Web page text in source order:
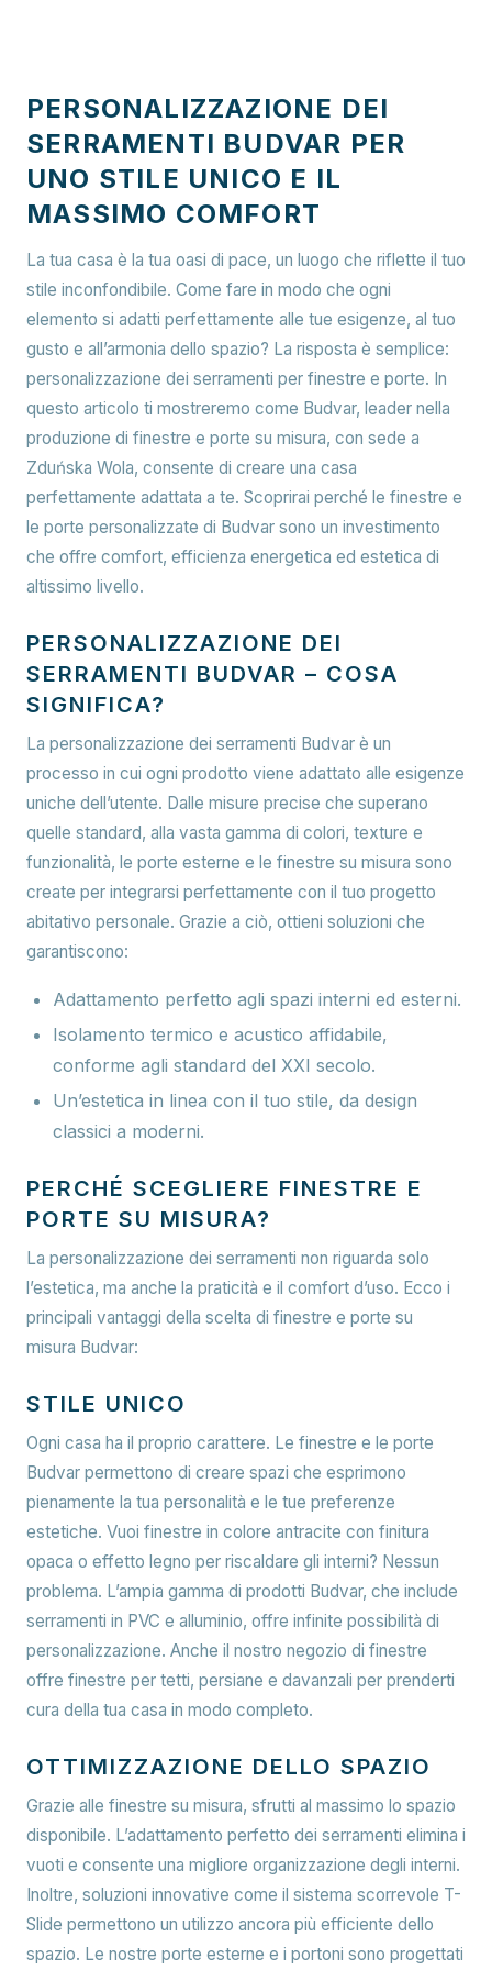
PERSONALIZZAZIONE DEI
SERRAMENTI BUDVAR PER
UNO STILE UNICO E IL
MASSIMO COMFORT
La tua casa è la tua oasi di pace, un luogo che riflette il tuo
stile inconfondibile. Come fare in modo che ogni
elemento si adatti perfettamente alle tue esigenze, al tuo
gusto e all’armonia dello spazio? La risposta è semplice:
personalizzazione dei serramenti per finestre e porte. In
questo articolo ti mostreremo come Budvar, leader nella
produzione di finestre e porte su misura, con sede a
Zduńska Wola, consente di creare una casa
perfettamente adattata a te. Scoprirai perché le finestre e
le porte personalizzate di Budvar sono un investimento
che offre comfort, efficienza energetica ed estetica di
altissimo livello.
PERSONALIZZAZIONE DEI
SERRAMENTI BUDVAR – COSA
SIGNIFICA?
La personalizzazione dei serramenti Budvar è un
processo in cui ogni prodotto viene adattato alle esigenze
uniche dell’utente. Dalle misure precise che superano
quelle standard, alla vasta gamma di colori, texture e
funzionalità, le porte esterne e le finestre su misura sono
create per integrarsi perfettamente con il tuo progetto
abitativo personale. Grazie a ciò, ottieni soluzioni che
garantiscono:
Adattamento perfetto agli spazi interni ed esterni.
Isolamento termico e acustico affidabile,
conforme agli standard del XXI secolo.
Un’estetica in linea con il tuo stile, da design
classici a moderni.
PERCHÉ SCEGLIERE FINESTRE E
PORTE SU MISURA?
La personalizzazione dei serramenti non riguarda solo
l’estetica, ma anche la praticità e il comfort d’uso. Ecco i
principali vantaggi della scelta di finestre e porte su
misura Budvar:
STILE UNICO
Ogni casa ha il proprio carattere. Le finestre e le porte
Budvar permettono di creare spazi che esprimono
pienamente la tua personalità e le tue preferenze
estetiche. Vuoi finestre in colore antracite con finitura
opaca o effetto legno per riscaldare gli interni? Nessun
problema. L’ampia gamma di prodotti Budvar, che include
serramenti in PVC e alluminio, offre infinite possibilità di
personalizzazione. Anche il nostro negozio di finestre
offre finestre per tetti, persiane e davanzali per prenderti
cura della tua casa in modo completo.
OTTIMIZZAZIONE DELLO SPAZIO
Grazie alle finestre su misura, sfrutti al massimo lo spazio
disponibile. L’adattamento perfetto dei serramenti elimina i
vuoti e consente una migliore organizzazione degli interni.
Inoltre, soluzioni innovative come il sistema scorrevole T-
Slide permettono un utilizzo ancora più efficiente dello
spazio. Le nostre porte esterne e i portoni sono progettati